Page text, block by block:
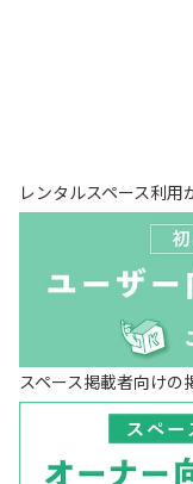
レンタルスペース利用
スペース掲載者向け